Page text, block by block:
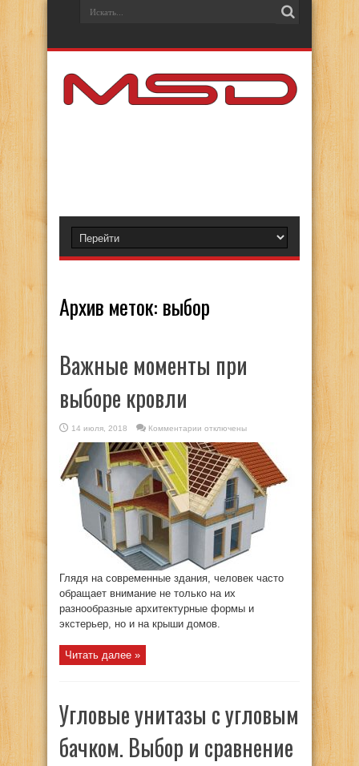
Архив меток: выбор
Важные моменты при
выборе кровли
14 июля, 2018 Комментарии
Важные
моменты
при
выборе
кровли
отключены
Глядя на современные здания, человек часто
обращает внимание не только на их
разнообразные архитектурные формы и
экстерьер, но и на крыши домов.
Читать далее »
Угловые унитазы с угловым
бачком. Выбор и сравнение